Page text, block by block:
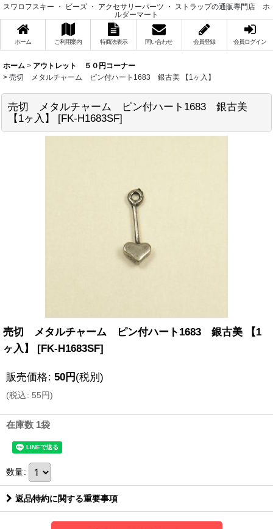
スワロフスキー ・ ビーズ ・ アクセサリーパーツ ・ ストラップの通販専門店 ホ
ルダーマート
ホーム ご利用案内 特商法表示 問い合わせ 会員登録 会員ログイン
ホーム > アウトレット ５０円コーナー
> 売切 メタルチャーム ピン付ハート1683 銀古美 【1ヶ入】
売切 メタルチャーム ピン付ハート1683 銀古美
【1ヶ入】
[FK-H1683SF]
売切 メタルチャーム ピン付ハート1683 銀古美 【1
ヶ入】
[FK-H1683SF]
販売価格: 50円 (税別)
(税込: 55円)
在庫数 1袋
数量:
返品特約に関する重要事項